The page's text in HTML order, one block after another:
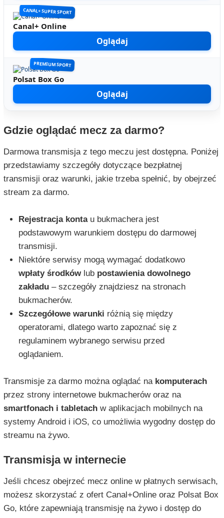
CANAL+ SUPER SPORT
Canal+ Online
Oglądaj
PREMIUM SPORT
Polsat Box Go
Oglądaj
Gdzie oglądać mecz za darmo?
Darmowa transmisja z tego meczu jest dostępna. Poniżej
przedstawiamy szczegóły dotyczące bezpłatnej
transmisji oraz warunki, jakie trzeba spełnić, by obejrzeć
stream za darmo.
Rejestracja kontau bukmachera jest
podstawowym warunkiem dostępu do darmowej
transmisji.
Niektóre serwisy mogą wymagać dodatkowo
wpłaty środkówlub postawienia dowolnego
zakładu– szczegóły znajdziesz na stronach
bukmacherów.
Szczegółowe warunki różnią się między
operatorami, dlatego warto zapoznać się z
regulaminem wybranego serwisu przed
oglądaniem.
Transmisje za darmo można oglądać na komputerach
przez strony internetowe bukmacherów oraz na
smartfonach i tabletachw aplikacjach mobilnych na
systemy Android i iOS, co umożliwia wygodny dostęp do
streamu na żywo.
Transmisja w internecie
Jeśli chcesz obejrzeć mecz online w płatnych serwisach,
możesz skorzystać z ofert Canal+Online oraz Polsat Box
Go, które zapewniają transmisję na żywo i dostęp do